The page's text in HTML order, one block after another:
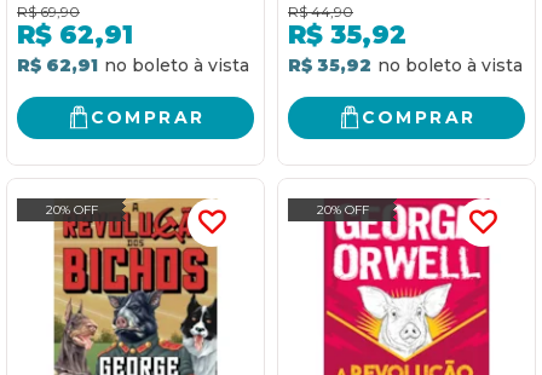
R$ 69,90
R$ 62,91
R$ 62,91
COMPRAR
R$ 44,90
R$ 35,92
R$ 35,92
COMPRAR
20% OFF 20% OFF